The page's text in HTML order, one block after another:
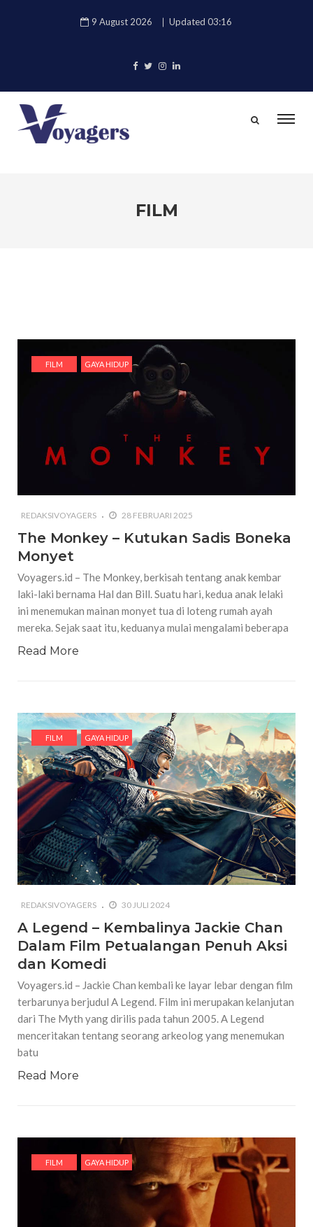
9 August 2026 Updated 03:16
FILM
FILM GAYA HIDUP
REDAKSIVOYAGERS 28 FEBRUARI 2025
The Monkey – Kutukan Sadis Boneka
Monyet
Voyagers.id – The Monkey, berkisah tentang anak kembar
laki-laki bernama Hal dan Bill. Suatu hari, kedua anak lelaki
ini menemukan mainan monyet tua di loteng rumah ayah
mereka. Sejak saat itu, keduanya mulai mengalami beberapa
Read More
FILM GAYA HIDUP
REDAKSIVOYAGERS 30 JULI 2024
A Legend – Kembalinya Jackie Chan
Dalam Film Petualangan Penuh Aksi
dan Komedi
Voyagers.id – Jackie Chan kembali ke layar lebar dengan film
terbarunya berjudul A Legend. Film ini merupakan kelanjutan
dari The Myth yang dirilis pada tahun 2005. A Legend
menceritakan tentang seorang arkeolog yang menemukan
batu
Read More
FILM GAYA HIDUP